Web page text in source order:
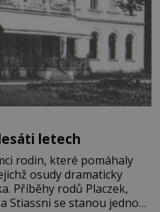
letech
rodin, které pomáhaly
osudy dramaticky
Příběhy rodů Placzek,
Stiassni se stanou jednou